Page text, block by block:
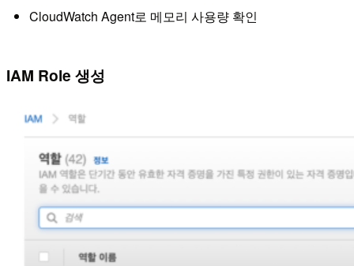
CloudWatch Agent로 메모리 사용량 확인
IAM Role 생성